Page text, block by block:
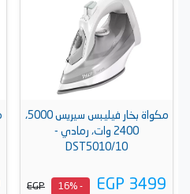
مكواة بخار فيليبس سيريس 5000،
2400 وات، رمادي -
DST5010/10
EGP 3499
- 16%
EGP